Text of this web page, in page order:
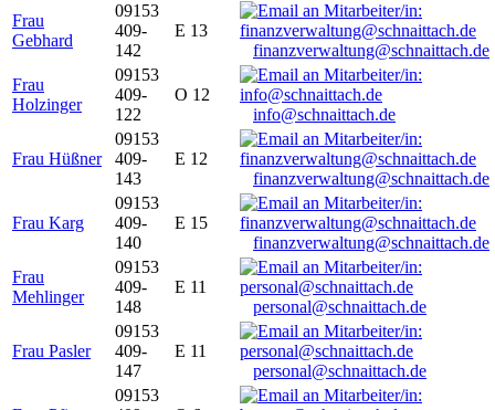
Frau
Gebhard
09153
409-
142
E 13
finanzverwaltung@schnaittach.de
Frau
Holzinger
09153
409-
122
O 12
info@schnaittach.de
Frau Hüßner
09153
409-
143
E 12
finanzverwaltung@schnaittach.de
Frau Karg
09153
409-
140
E 15
finanzverwaltung@schnaittach.de
Frau
Mehlinger
09153
409-
148
E 11
personal@schnaittach.de
Frau Pasler
09153
409-
147
E 11
personal@schnaittach.de
09153